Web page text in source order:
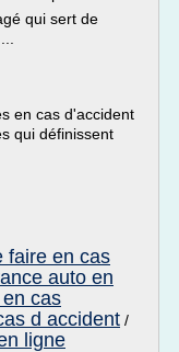
qui sert de
en cas d'accident
qui définissent
faire en cas
auto en
cas
d accident /
ligne